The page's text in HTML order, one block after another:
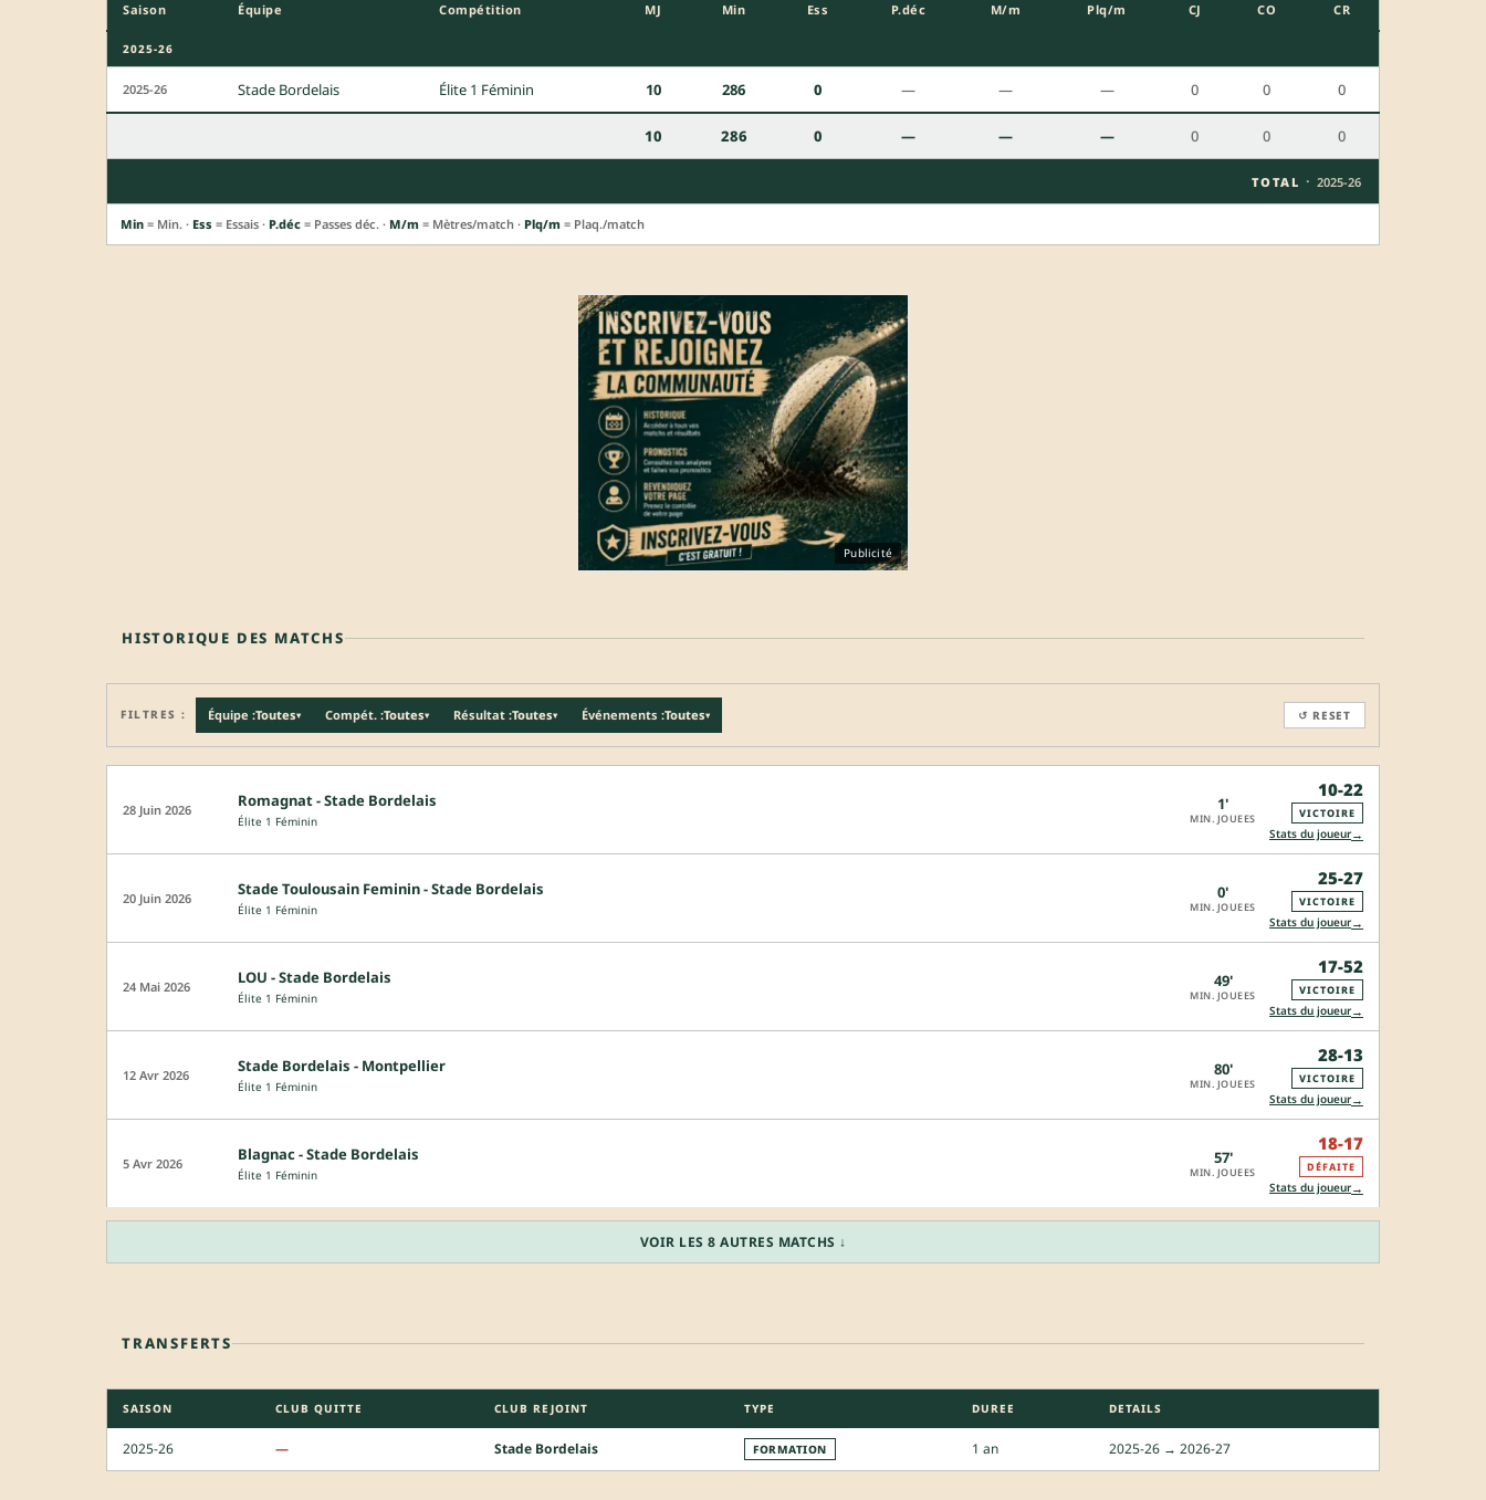
Saison Équipe Compétition MJ Min Ess P.déc M/m Plq/m CJ CO CR
2025-26
2025-26 Stade Bordelais Élite 1 Féminin 10 286 0 — — — 0 0 0
10 286 0 — — — 0 0 0
TOTAL · 2025-26
Min = Min. · Ess = Essais · P.déc = Passes déc. · M/m = Mètres/match · Plq/m = Plaq./match
Publicité
HISTORIQUE DES MATCHS
FILTRES : Équipe :Toutes▾ Compét. :Toutes▾ Résultat :Toutes▾ Événements :Toutes▾ ↺ RESET
28 Juin 2026 Romagnat - Stade Bordelais
Élite 1 Féminin
1'
MIN. JOUEES
10-22
VICTOIRE
Stats du joueur→
20 Juin 2026 Stade Toulousain Feminin - Stade Bordelais
Élite 1 Féminin
0'
MIN. JOUEES
25-27
VICTOIRE
Stats du joueur→
24 Mai 2026 LOU - Stade Bordelais
Élite 1 Féminin
49'
MIN. JOUEES
17-52
VICTOIRE
Stats du joueur→
12 Avr 2026 Stade Bordelais - Montpellier
Élite 1 Féminin
80'
MIN. JOUEES
28-13
VICTOIRE
Stats du joueur→
5 Avr 2026 Blagnac - Stade Bordelais
Élite 1 Féminin
57'
MIN. JOUEES
18-17
DÉFAITE
Stats du joueur→
VOIR LES 8 AUTRES MATCHS ↓
TRANSFERTS
SAISON CLUB QUITTE CLUB REJOINT TYPE DUREE DETAILS
2025-26 — Stade Bordelais FORMATION 1 an 2025-26 → 2026-27